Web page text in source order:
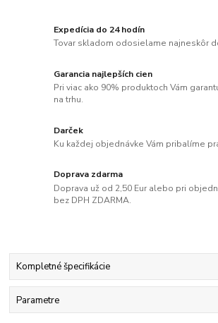
Expedícia do 24 hodín
Tovar skladom odosielame najneskôr
Garancia najlepších cien
Pri viac ako 90% produktoch Vám
na trhu.
Darček
Ku každej objednávke Vám pribalíme
Doprava zdarma
Doprava už od 2,50 Eur alebo pri
bez DPH ZDARMA.
Kompletné špecifikácie
Parametre